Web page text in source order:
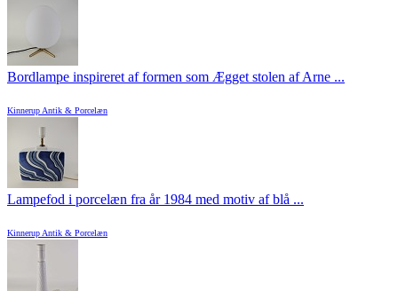
Bordlampe inspireret af formen som Ægget stolen af Arne ...
Kinnerup Antik & Porcelæn
Lampefod i porcelæn fra år 1984 med motiv af blå ...
Kinnerup Antik & Porcelæn